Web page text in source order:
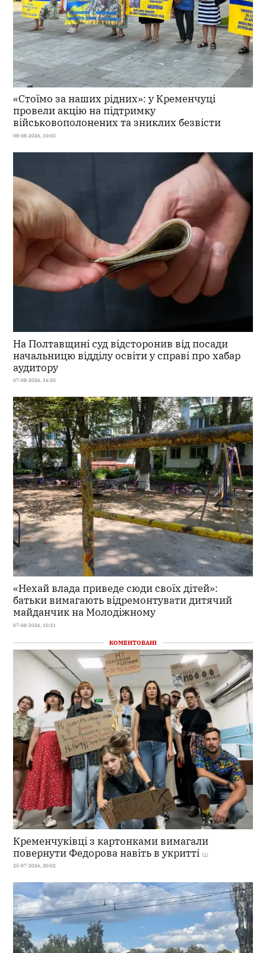
«Стоїмо за наших рідних»: у Кременчуці
провели акцію на підтримку
військовополонених та зниклих безвісти
08-08-2026, 10:03
На Полтавщині суд відсторонив від посади
начальницю відділу освіти у справі про хабар
аудитору
07-08-2026, 16:50
«Нехай влада приведе сюди своїх дітей»:
батьки вимагають відремонтувати дитячий
майданчик на Молодіжному
07-08-2026, 10:31
КОМЕНТОВАНІ
Кременчуківці з картонками вимагали
повернути Федорова навіть в укритті (1)
25-07-2026, 20:02